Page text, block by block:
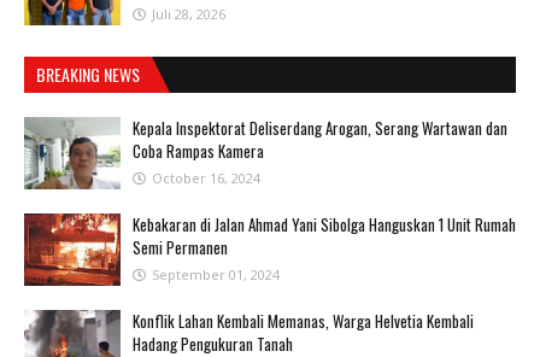
Juli 28, 2026
BREAKING NEWS
Kepala Inspektorat Deliserdang Arogan, Serang Wartawan dan
Coba Rampas Kamera
October 16, 2024
Kebakaran di Jalan Ahmad Yani Sibolga Hanguskan 1 Unit Rumah
Semi Permanen
September 01, 2024
Konflik Lahan Kembali Memanas, Warga Helvetia Kembali
Hadang Pengukuran Tanah